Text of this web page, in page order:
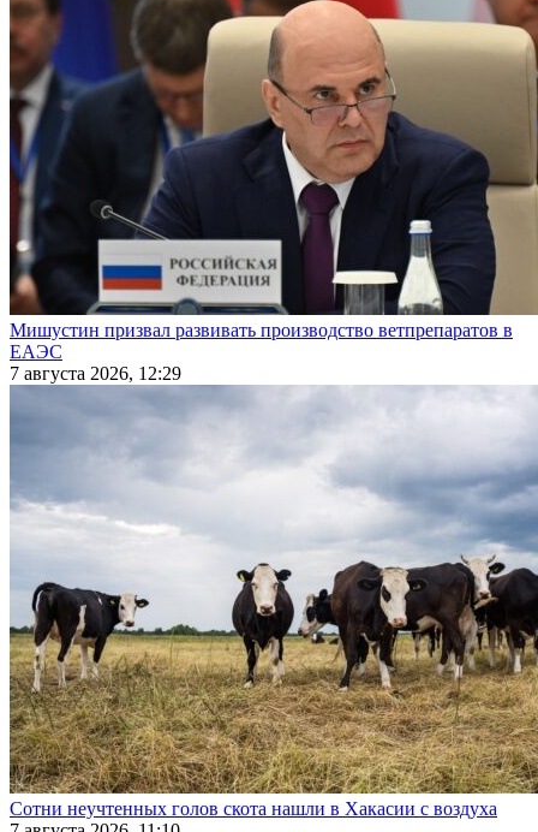
Мишустин призвал развивать производство ветпрепаратов в
ЕАЭС
7 августа 2026, 12:29
Сотни неучтенных голов скота нашли в Хакасии с воздуха